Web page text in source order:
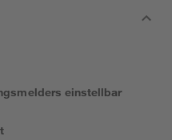
einstellbar